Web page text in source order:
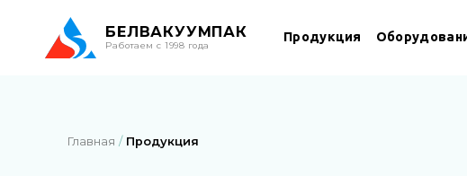
БЕЛВАКУУМПАК
Работаем с 1998 года
Продукция
Главная Продукция